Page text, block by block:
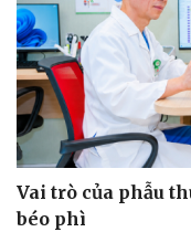
Vai trò của phẫu
béo phì